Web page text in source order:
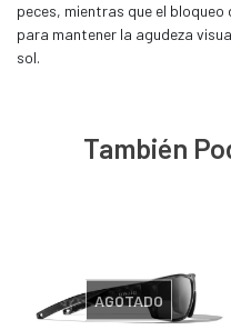
peces, mientras que el
para mantener la agudeza
sol.
También
AGOTADO